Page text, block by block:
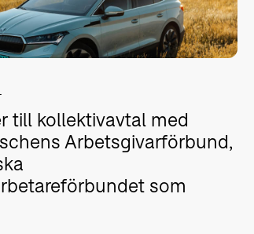
till kollektivavtal med
Arbetsgivarförbund,
som